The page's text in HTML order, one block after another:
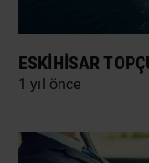
ESKIHISAR
1 yıl önce